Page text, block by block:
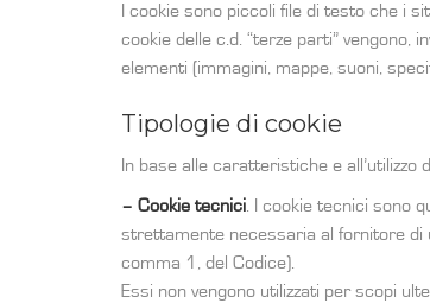
I cookie sono piccoli file di testo che i
cookie delle c.d. “terze parti”
elementi (immagini, mappe, suoni,
Tipologie di cookie
In base alle caratteristiche e
– Cookie tecnici . I cookie tecnici sono
strettamente necessaria al fornitore di
comma 1, del Codice).
Essi non vengono utilizzati per scopi